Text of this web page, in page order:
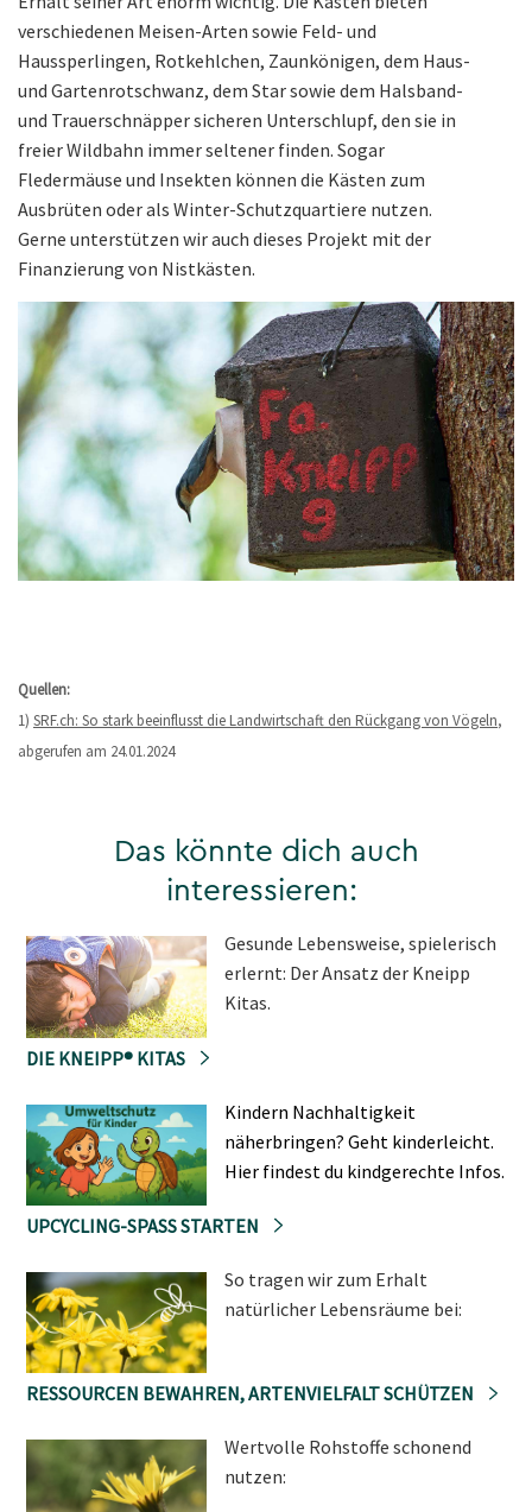
verschiedenen Meisen-Arten sowie Feld- und
Haussperlingen, Rotkehlchen, Zaunkönigen, dem Haus-
und Gartenrotschwanz, dem Star sowie dem Halsband-
und Trauerschnäpper sicheren Unterschlupf, den sie in
freier Wildbahn immer seltener finden. Sogar
Fledermäuse und Insekten können die Kästen zum
Ausbrüten oder als Winter-Schutzquartiere nutzen.
Gerne unterstützen wir auch dieses Projekt mit der
Finanzierung von Nistkästen.
Quellen:
1) SRF.ch: So stark beeinflusst die Landwirtschaft den Rückgang von Vögeln,
abgerufen am 24.01.2024
Das könnte dich auch
interessieren:
Gesunde Lebensweise, spielerisch
erlernt: Der Ansatz der Kneipp
Kitas.
DIE KNEIPP® KITAS
Kindern Nachhaltigkeit
näherbringen? Geht kinderleicht.
Hier findest du kindgerechte Infos.
UPCYCLING-SPASS STARTEN
So tragen wir zum Erhalt
natürlicher Lebensräume bei:
RESSOURCEN BEWAHREN, ARTENVIELFALT SCHÜTZEN
Wertvolle Rohstoffe schonend
nutzen: